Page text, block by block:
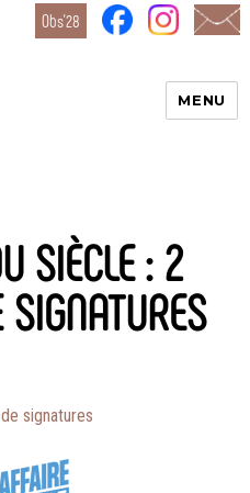
Obs’28
MENU
SIÈCLE : 2
signatures